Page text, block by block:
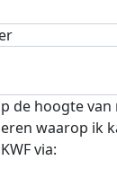
de hoogte van
waarop ik
via: